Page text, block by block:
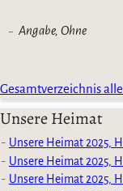
Angabe, Ohne
Gesamtverzeichnis
Unsere Heimat
Unsere Heimat 2025,
Unsere Heimat 2025,
Unsere Heimat 2025,